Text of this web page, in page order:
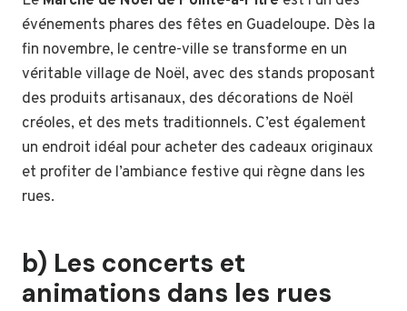
événements phares des fêtes en Guadeloupe. Dès la
fin novembre, le centre-ville se transforme en un
véritable village de Noël, avec des stands proposant
des produits artisanaux, des décorations de Noël
créoles, et des mets traditionnels. C’est également
un endroit idéal pour acheter des cadeaux originaux
et profiter de l’ambiance festive qui règne dans les
rues.
b) Les concerts et
animations dans les rues